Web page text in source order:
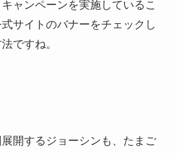
ャンペーンを実施しているこ
サイトのバナーをチェックし
ですね。
開するジョーシンも、たまご